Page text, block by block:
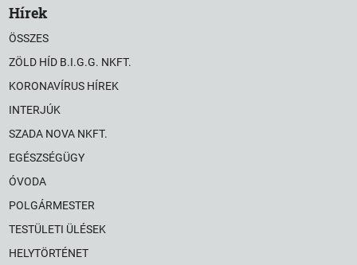
Hírek
ÖSSZES
ZÖLD HÍD B.I.G.G. NKFT.
KORONAVÍRUS HÍREK
INTERJÚK
SZADA NOVA NKFT.
EGÉSZSÉGÜGY
ÓVODA
POLGÁRMESTER
TESTÜLETI ÜLÉSEK
HELYTÖRTÉNET